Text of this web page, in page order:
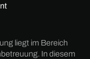
liegt im Bereich
In diesem